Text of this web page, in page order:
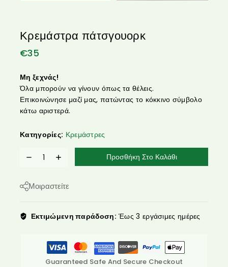
Κρεμάστρα πάτσγουορκ
€35
Μη ξεχνάς!
Όλα μπορούν να γίνουν όπως τα θέλεις.
Επικοινώνησε μαζί μας, πατώντας το κόκκινο σύμβολο
κάτω αριστερά.
Κατηγορίες: Κρεμάστρες
Προσθήκη Στο Καλάθι
Μοιραστείτε
Εκτιμώμενη παράδοση: Έως 3 εργάσιμες ημέρες
Guaranteed Safe And Secure Checkout